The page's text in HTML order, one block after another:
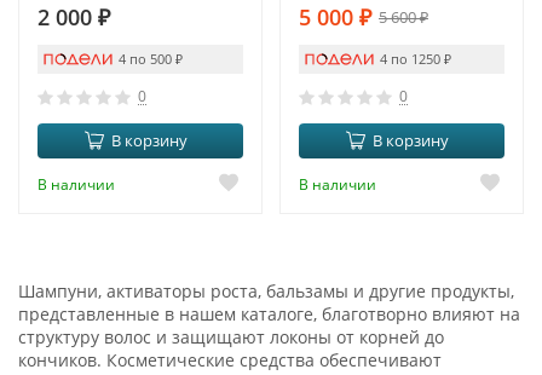
2 000 ₽
4 по 500 ₽
0
В корзину
В наличии
5 000 ₽ 5 600₽
4 по 1250 ₽
0
В корзину
В наличии
Шампуни, активаторы роста, бальзамы и другие продукты,
представленные в нашем каталоге, благотворно влияют на
структуру волос и защищают локоны от корней до
кончиков. Косметические средства обеспечивают